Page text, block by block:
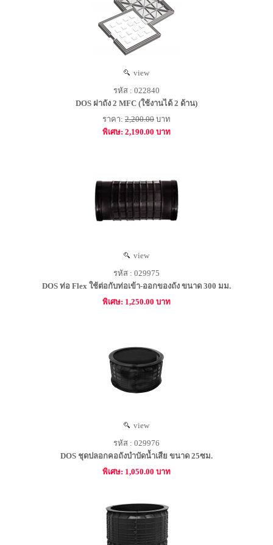
view
รหัส : 022840
DOS ฝาถัง 2 MFC (ใช้งานได้ 2 ด้าน)
ราคา: 2,200.00 บาท
พิเศษ: 2,190.00 บาท
view
รหัส : 029975
DOS ท่อ Flex ใช้ต่อกับท่อเข้า-ออกของถัง ขนาด 300 มม.
พิเศษ: 1,250.00 บาท
view
รหัส : 029976
DOS ชุดปลอกคอถังบำบัดน้ำเสีย ขนาด 25ซม.
พิเศษ: 1,050.00 บาท